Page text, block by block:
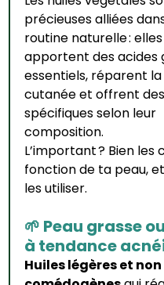
précieuses alliées
routine naturelle : elles
apportent des acides
essentiels, réparent
cutanée et offrent
spécifiques selon leur
composition.
L’important ? Bien les
fonction de ta peau,
les utiliser.
🌱 Peau grasse
à tendance
Huiles légères et non